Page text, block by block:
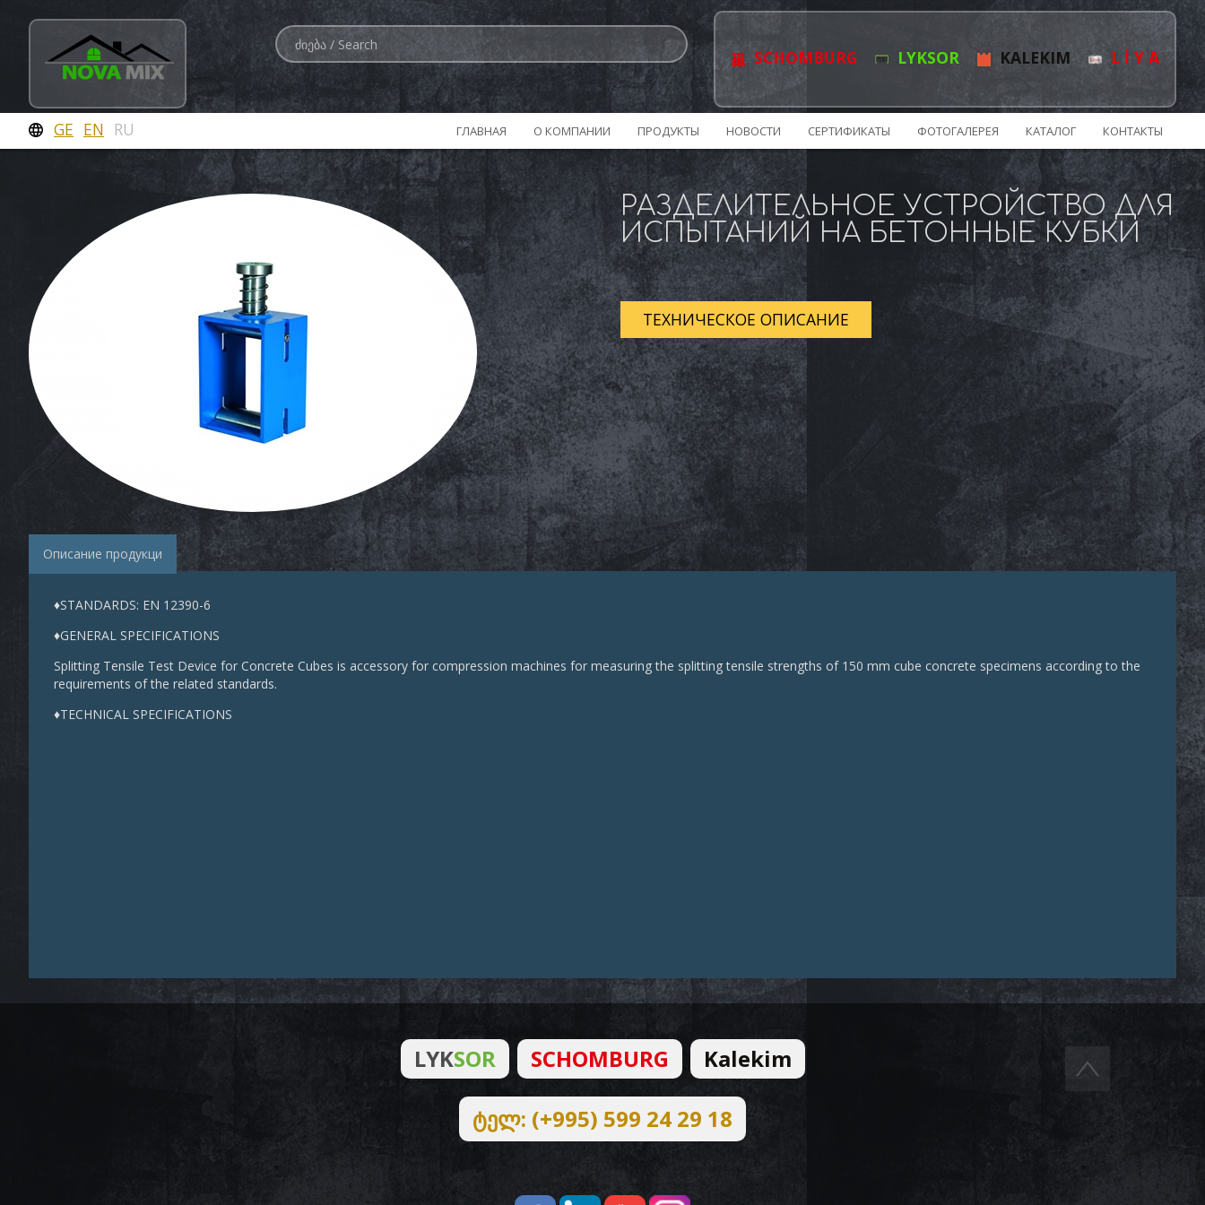
SCHOMBURG LYKSOR KALEKIM L İ Y A
GE EN RU ГЛАВНАЯ О КОМПАНИИ ПРОДУКТЫ НОВОСТИ СЕРТИФИКАТЫ ФОТОГАЛЕРЕЯ КАТАЛОГ КОНТАКТЫ
РАЗДЕЛИТЕЛЬНОЕ УСТРОЙСТВО ДЛЯ
ИСПЫТАНИЙ НА БЕТОННЫЕ КУБКИ
ТЕХНИЧЕСКОЕ ОПИСАНИЕ
Описание продукци
♦STANDARDS: EN 12390-6
♦GENERAL SPECIFICATIONS
Splitting Tensile Test Device for Concrete Cubes is accessory for compression machines for measuring the splitting tensile strengths of 150 mm cube concrete specimens according to the
requirements of the related standards.
♦TECHNICAL SPECIFICATIONS
LYKSOR SCHOMBURG Kalekim
ტელ: (+995) 599 24 29 18